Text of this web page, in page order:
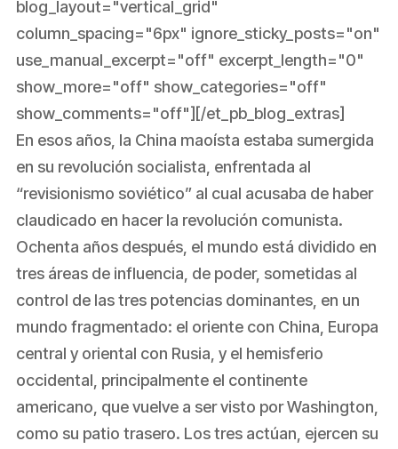
blog_layout="vertical_grid"
column_spacing="6px" ignore_sticky_posts="on"
use_manual_excerpt="off" excerpt_length="0"
show_more="off" show_categories="off"
show_comments="off"][/et_pb_blog_extras]
En esos años, la China maoísta estaba sumergida
en su revolución socialista, enfrentada al
“revisionismo soviético” al cual acusaba de haber
claudicado en hacer la revolución comunista.
Ochenta años después, el mundo está dividido en
tres áreas de influencia, de poder, sometidas al
control de las tres potencias dominantes, en un
mundo fragmentado: el oriente con China, Europa
central y oriental con Rusia, y el hemisferio
occidental, principalmente el continente
americano, que vuelve a ser visto por Washington,
como su patio trasero. Los tres actúan, ejercen su